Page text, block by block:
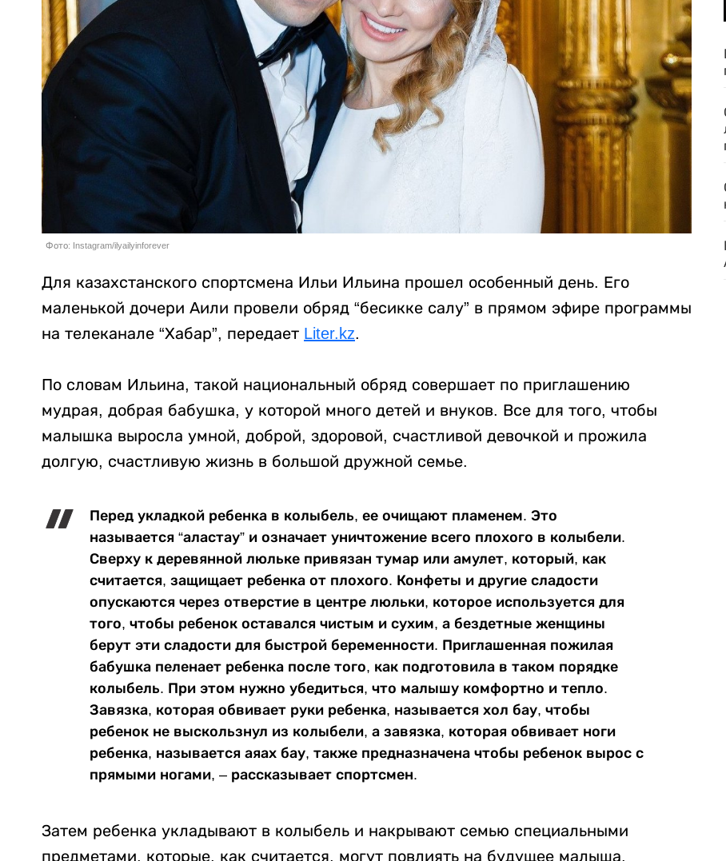
Фото: Instagram/ilyailyinforever
Для казахстанского спортсмена Ильи Ильина прошел особенный день. Его
маленькой дочери Аили провели обряд “бесикке салу” в прямом эфире программы
на телеканале “Хабар”, передает Liter.kz.
По словам Ильина, такой национальный обряд совершает по приглашению
мудрая, добрая бабушка, у которой много детей и внуков. Все для того, чтобы
малышка выросла умной, доброй, здоровой, счастливой девочкой и прожила
долгую, счастливую жизнь в большой дружной семье.
Перед укладкой ребенка в колыбель, ее очищают пламенем. Это
называется “аластау” и означает уничтожение всего плохого в колыбели.
Сверху к деревянной люльке привязан тумар или амулет, который, как
считается, защищает ребенка от плохого. Конфеты и другие сладости
опускаются через отверстие в центре люльки, которое используется для
того, чтобы ребенок оставался чистым и сухим, а бездетные женщины
берут эти сладости для быстрой беременности. Приглашенная пожилая
бабушка пеленает ребенка после того, как подготовила в таком порядке
колыбель. При этом нужно убедиться, что малышу комфортно и тепло.
Завязка, которая обвивает руки ребенка, называется хол бау, чтобы
ребенок не выскользнул из колыбели, а завязка, которая обвивает ноги
ребенка, называется аяах бау, также предназначена чтобы ребенок вырос с
прямыми ногами, – рассказывает спортсмен.
Затем ребенка укладывают в колыбель и накрывают семью специальными
предметами, которые, как считается, могут повлиять на будущее малыша.